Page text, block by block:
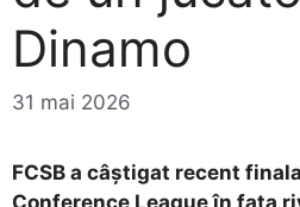
Dinamo
31 mai 2026
FCSB a câștigat recent